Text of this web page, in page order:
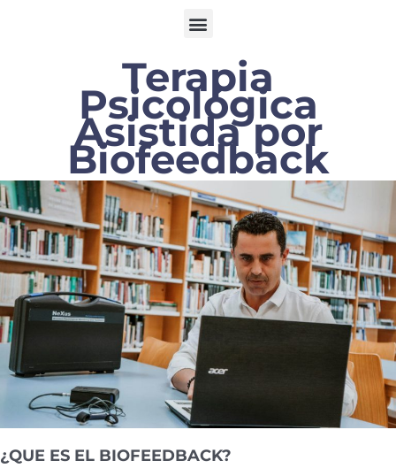
Terapia
Psicológica
Asistida por
Biofeedback
¿QUE ES EL BIOFEEDBACK?